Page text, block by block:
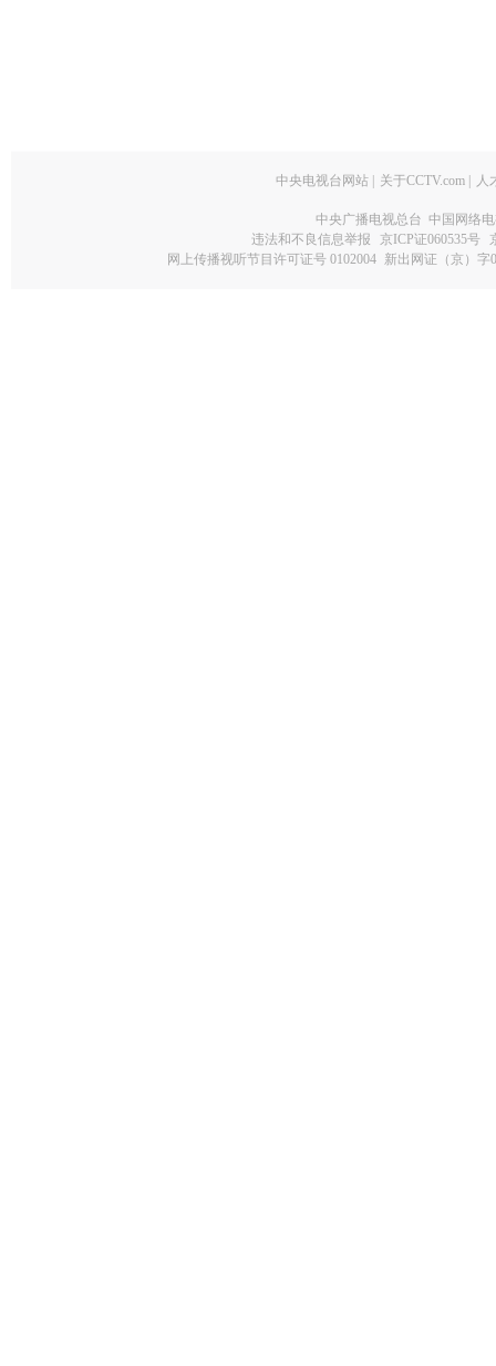
中央电视台网站 关于CCTV.com 人
中央广播电视总台 中国网络
违法和不良信息举报
京ICP证060535号
网上传播视听节目许可证号 0102004 新出网证（京）